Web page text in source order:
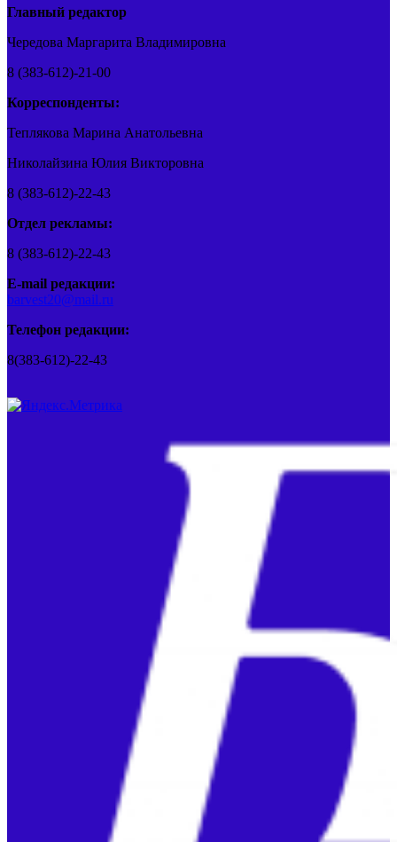
Главный редактор
Чередова Маргарита Владимировна
8 (383-612)-21-00
Корреспонденты:
Теплякова Марина Анатольевна
Николайзина Юлия Викторовна
8 (383-612)-22-43
Отдел рекламы:
8 (383-612)-22-43
E-mail редакции:
barvest20@mail.ru
Телефон редакции:
8(383-612)-22-43